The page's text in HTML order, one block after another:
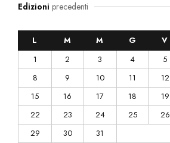
Edizioni precedenti
L M M G V
1
2 3 4 5
8
9 10 11 12
15
16 17 18 19
22
23 24 25 26
29
30 31